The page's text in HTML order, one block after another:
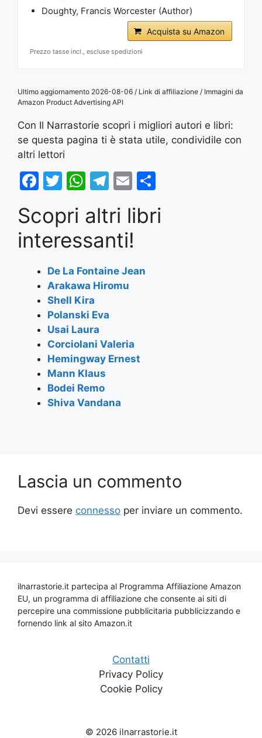
Doughty, Francis Worcester (Author)
Acquista su Amazon
Prezzo tasse incl., escluse spedizioni
Ultimo aggiornamento 2026-08-06 / Link di affiliazione / Immagini da
Amazon Product Advertising API
Con Il Narrastorie scopri i migliori autori e libri:
se questa pagina ti è stata utile, condividile con
altri lettori
F
c
e
b
o
o
k
T
itt
er
W
at
s
A
p
p
T
e
gr
a
m
E
ai
l
ar
Scopri altri libri
interessanti!
De La Fontaine Jean
Arakawa Hiromu
Shell Kira
Polanski Eva
Usai Laura
Corciolani Valeria
Hemingway Ernest
Mann Klaus
Bodei Remo
Shiva Vandana
Lascia un commento
Devi essere connesso per inviare un commento.
ilnarrastorie.it partecipa al Programma Affiliazione Amazon
EU, un programma di affiliazione che consente ai siti di
percepire una commissione pubblicitaria pubblicizzando e
fornendo link al sito Amazon.it
Contatti
Privacy Policy
Cookie Policy
© 2026 ilnarrastorie.it